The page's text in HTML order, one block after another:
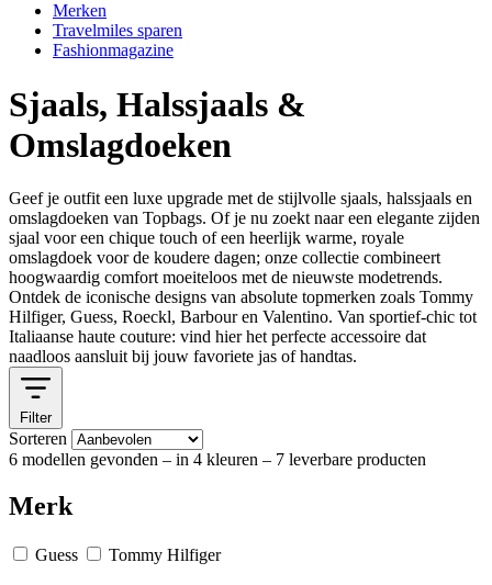
Merken
Travelmiles sparen
Fashionmagazine
Sjaals, Halssjaals &
Omslagdoeken
Geef je outfit een luxe upgrade met de stijlvolle sjaals, halssjaals en
omslagdoeken van Topbags. Of je nu zoekt naar een elegante zijden
sjaal voor een chique touch of een heerlijk warme, royale
omslagdoek voor de koudere dagen; onze collectie combineert
hoogwaardig comfort moeiteloos met de nieuwste modetrends.
Ontdek de iconische designs van absolute topmerken zoals Tommy
Hilfiger, Guess, Roeckl, Barbouren Valentino. Van sportief-chic tot
Italiaanse haute couture: vind hier het perfecte accessoire dat
naadloos aansluit bij jouw favoriete jas of handtas.
Filter
Sorteren
6 modellen gevonden – in 4 kleuren – 7 leverbare producten
Merk
Guess Tommy Hilfiger